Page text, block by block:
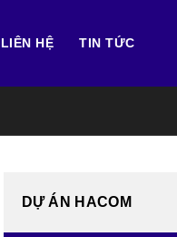
LIÊN HỆ TIN TỨC
DỰ ÁN HACOM